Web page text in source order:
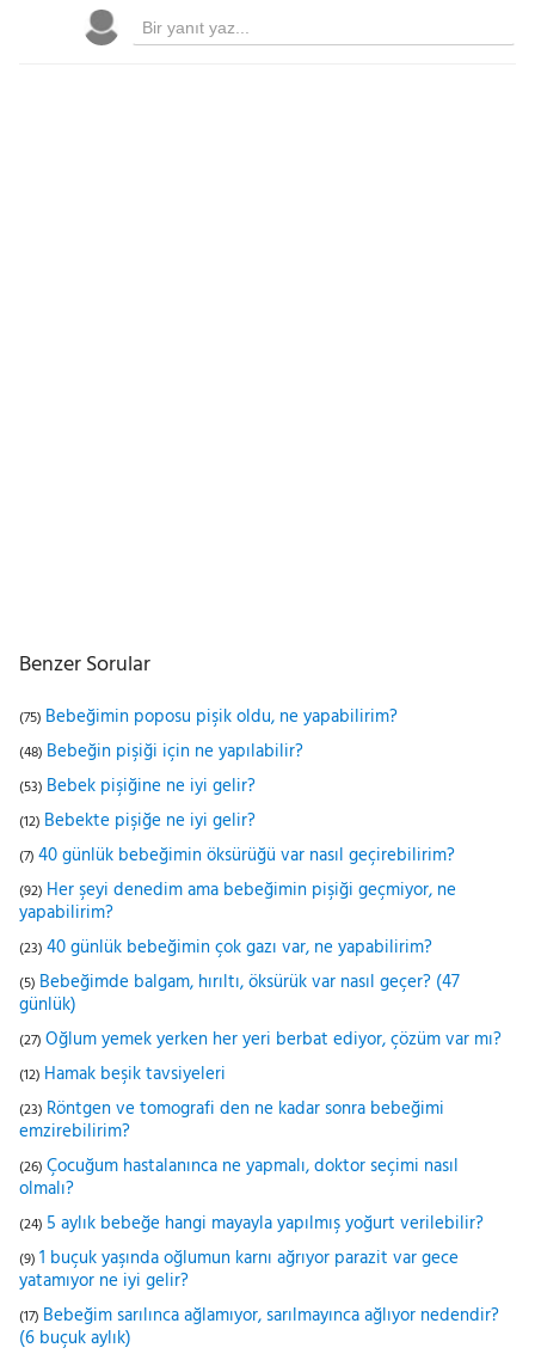
Benzer Sorular
(75) Bebeğimin poposu pişik oldu, ne yapabilirim?
(48) Bebeğin pişiği için ne yapılabilir?
(53) Bebek pişiğine ne iyi gelir?
(12) Bebekte pişiğe ne iyi gelir?
(7) 40 günlük bebeğimin öksürüğü var nasıl geçirebilirim?
(92) Her şeyi denedim ama bebeğimin pişiği geçmiyor, ne
yapabilirim?
(23) 40 günlük bebeğimin çok gazı var, ne yapabilirim?
(5) Bebeğimde balgam, hırıltı, öksürük var nasıl geçer? (47
günlük)
(27) Oğlum yemek yerken her yeri berbat ediyor, çözüm var mı?
(12) Hamak beşik tavsiyeleri
(23) Röntgen ve tomografi den ne kadar sonra bebeğimi
emzirebilirim?
(26) Çocuğum hastalanınca ne yapmalı, doktor seçimi nasıl
olmalı?
(24) 5 aylık bebeğe hangi mayayla yapılmış yoğurt verilebilir?
(9) 1 buçuk yaşında oğlumun karnı ağrıyor parazit var gece
yatamıyor ne iyi gelir?
(17) Bebeğim sarılınca ağlamıyor, sarılmayınca ağlıyor nedendir?
(6 buçuk aylık)